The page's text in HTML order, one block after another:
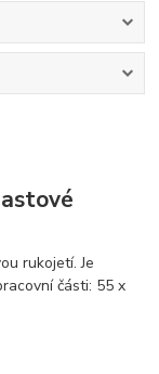
rukojetí. Je
části: 55 x